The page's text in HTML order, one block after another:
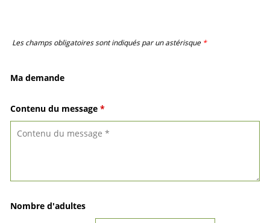
Les champs obligatoires sont indiqués par un astérisque *
Ma demande
Contenu du message *
Nombre d'adultes